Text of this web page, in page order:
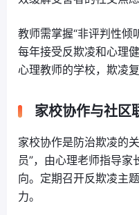
教师需掌握“非评判性倾
每年接受反欺凌和心理
心理教师的学校，欺凌
家校协作与社区
家校协作是防治欺凌的
员”，由心理老师指导
向。定期召开反欺凌主
力。